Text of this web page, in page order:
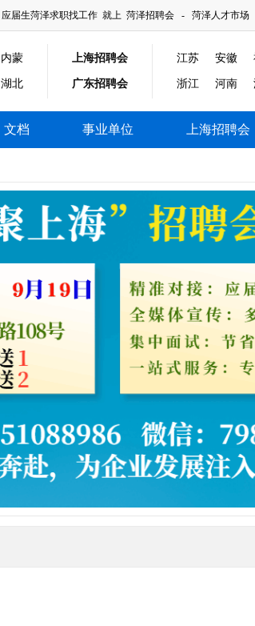
应届生菏泽求职找工作 就上 菏泽招聘会 - 菏泽人才市场
内蒙
湖北
上海招聘会
广东招聘会
江苏 安徽
浙江 河南
文档 事业单位 上海招聘会